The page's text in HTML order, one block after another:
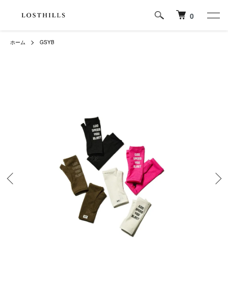
0
ホーム GSYB